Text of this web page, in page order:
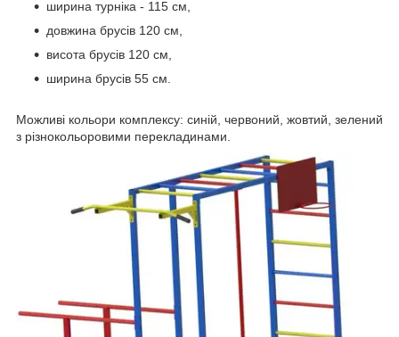
ширина турніка - 115 см,
довжина брусів 120 см,
висота брусів 120 см,
ширина брусів 55 см.
Можливі кольори комплексу: синій, червоний, жовтий, зелений
з різнокольоровими перекладинами.